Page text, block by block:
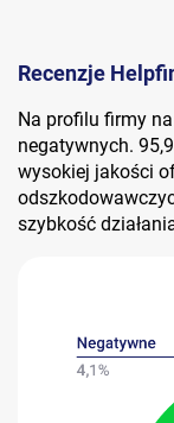
Recenzje
Na profilu firmy
negatywnych.
wysokiej jakości
szybkość